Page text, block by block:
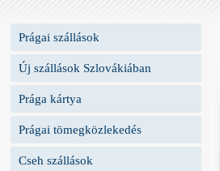
Prágai szállások
Új szállások Szlovákiában
Prága kártya
Prágai tömegközlekedés
Cseh szállások